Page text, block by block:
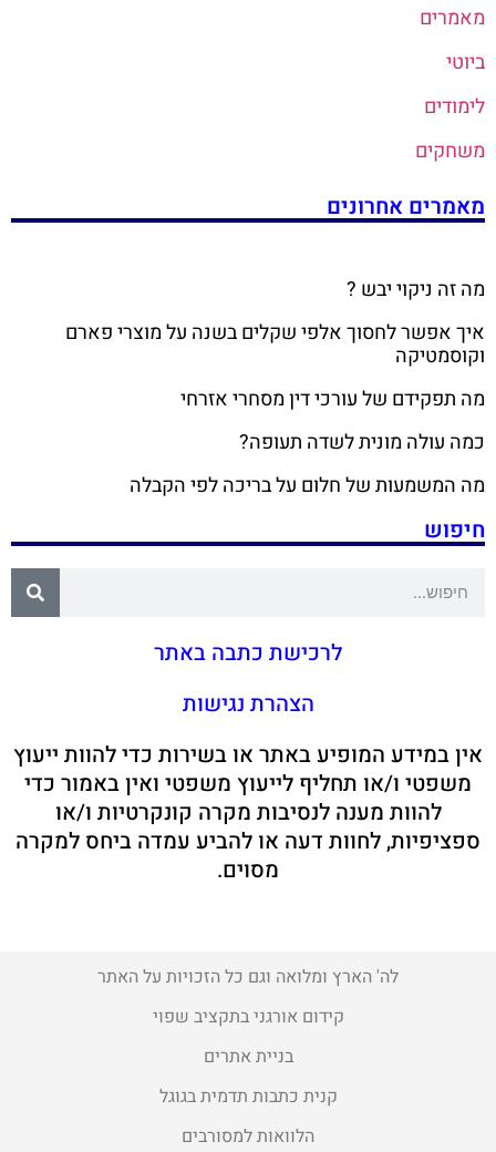
מאמרים
ביוטי
לימודים
משחקים
מאמרים אחרונים
מה זה ניקוי יבש ?
איך אפשר לחסוך אלפי שקלים בשנה על מוצרי פארם
וקוסמטיקה
מה תפקידם של עורכי דין מסחרי אזרחי
כמה עולה מונית לשדה תעופה?
מה המשמעות של חלום על בריכה לפי הקבלה
חיפוש
לרכישת כתבה באתר
הצהרת נגישות
אין במידע המופיע באתר או בשירות כדי להוות ייעוץ
משפטי ו/או תחליף לייעוץ משפטי ואין באמור כדי
להוות מענה לנסיבות מקרה קונקרטיות ו/או
ספציפיות, לחוות דעה או להביע עמדה ביחס למקרה
מסוים.
לה' הארץ ומלואה וגם כל הזכויות על האתר
קידום אורגני בתקציב שפוי
בניית אתרים
קנית כתבות תדמית בגוגל
הלוואות למסורבים